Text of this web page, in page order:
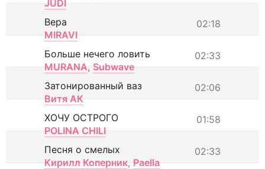
JUDI
02:18
Вера
MIRAVI
02:33
Больше нечего ловить
MURANA, Subwave
02:06
Затонированный ваз
Витя АК
01:58
ХОЧУ ОСТРОГО
POLINA CHILI
02:33
Песня о смелых
Кирилл Коперник, Paella